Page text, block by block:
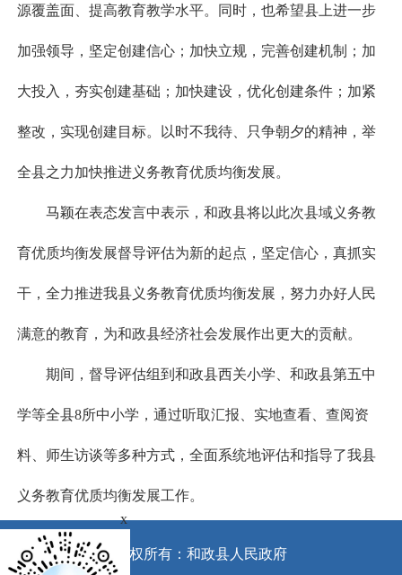
源覆盖面、提高教育教学水平。同时，也希望县上进一步
加强领导，坚定创建信心；加快立规，完善创建机制；加
大投入，夯实创建基础；加快建设，优化创建条件；加紧
整改，实现创建目标。以时不我待、只争朝夕的精神，举
全县之力加快推进义务教育优质均衡发展。
马颖在表态发言中表示，和政县将以此次县域义务教
育优质均衡发展督导评估为新的起点，坚定信心，真抓实
干，全力推进我县义务教育优质均衡发展，努力办好人民
满意的教育，为和政县经济社会发展作出更大的贡献。
期间，督导评估组到和政县西关小学、和政县第五中
学等全县8所中小学，通过听取汇报、实地查看、查阅资
料、师生访谈等多种方式，全面系统地评估和指导了我县
义务教育优质均衡发展工作。
版权所有：和政县人民政府
x